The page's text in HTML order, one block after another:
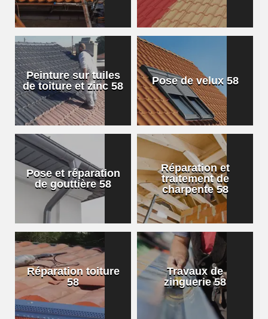
Peinture sur tuiles
de toiture et zinc 58
Pose de velux 58
Pose et réparation
de gouttière 58
Réparation et
traitement de
charpente 58
Réparation toiture
58
Travaux de
zinguerie 58